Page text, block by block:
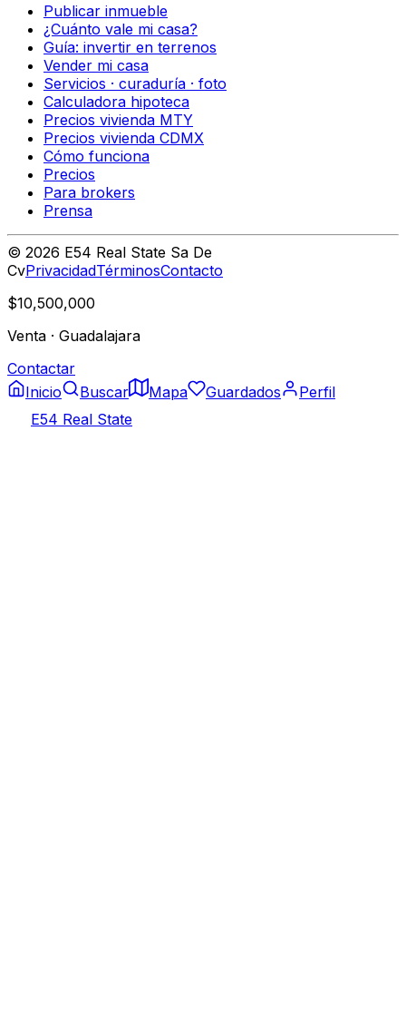
Publicar inmueble
¿Cuánto vale mi casa?
Guía: invertir en terrenos
Vender mi casa
Servicios · curaduría · foto
Calculadora hipoteca
Precios vivienda MTY
Precios vivienda CDMX
Cómo funciona
Precios
Para brokers
Prensa
© 2026 E54 Real State Sa De
CvPrivacidadTérminosContacto
$10,500,000
Venta · Guadalajara
Contactar
Inicio
Buscar Mapa Guardados
Perfil
E54 Real State